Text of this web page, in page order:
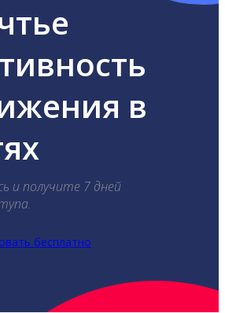
в
и получите 7 дней
бесплатно